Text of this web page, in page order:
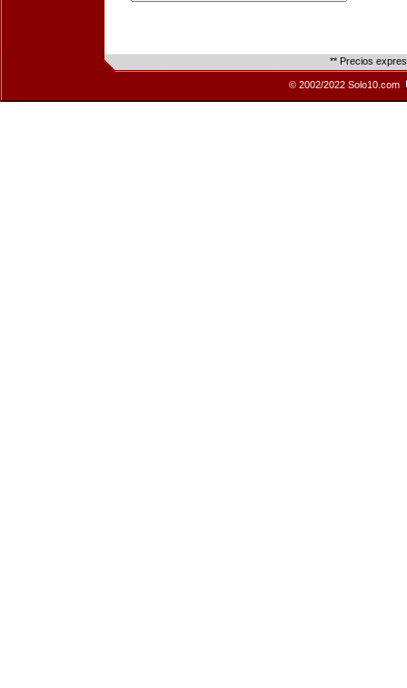
** Precios
© 2002/2022 Solo10.com